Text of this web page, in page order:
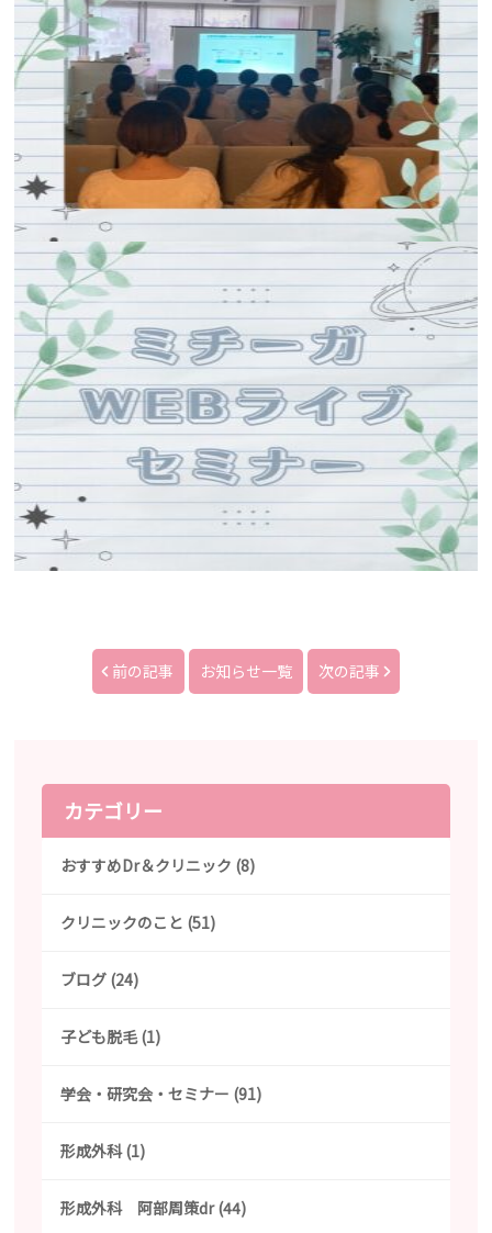
前の記事 お知らせ一覧 次の記事
カテゴリー
おすすめDr＆クリニック (8)
クリニックのこと (51)
ブログ (24)
子ども脱毛 (1)
学会・研究会・セミナー (91)
形成外科 (1)
形成外科 阿部周策dr (44)